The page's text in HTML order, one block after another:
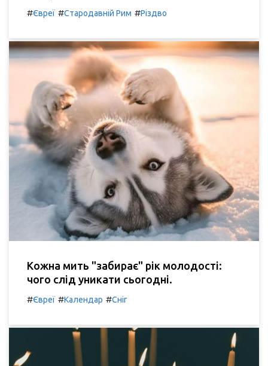
#Євреї #Стародавній Рим #Різдво
Кожна мить "забирає" рік молодості:
чого слід уникати сьогодні.
#Євреї #Календар #Сніг